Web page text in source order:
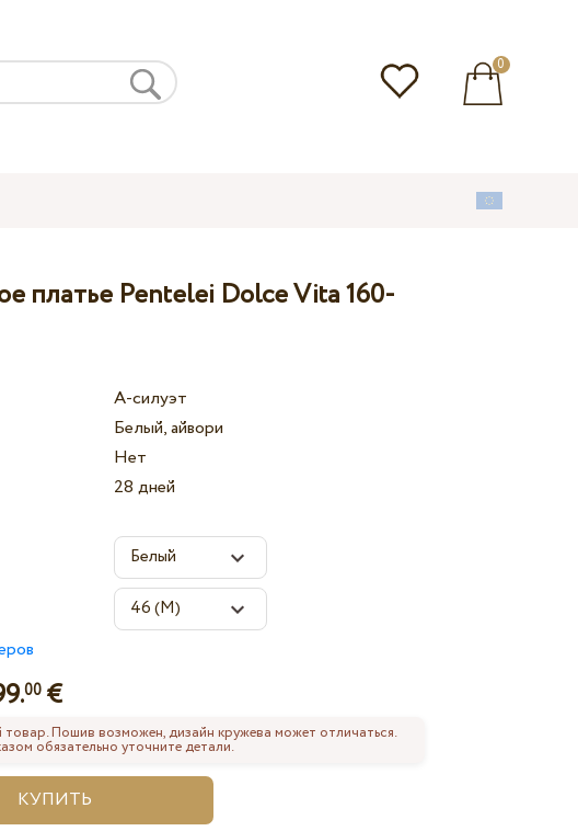
0
платье Pentelei Dolce Vita 160-
А-силуэт
Белый, айвори
Нет
28 дней
00 €
Пошив возможен, дизайн кружева может отличаться.
обязательно уточните детали.